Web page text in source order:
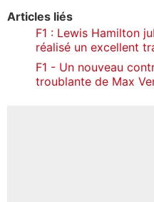
Articles liés
F1 : Lewis Hamilton
réalisé un excellent
F1 - Un nouveau
troublante de Max